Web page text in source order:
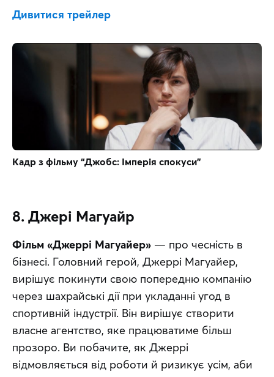
Дивитися трейлер
Кадр з фільму “Джобс: Імперія спокуси”
8. Джері Магуайр
Фільм «Джеррі Магуайер» — про чесність в
бізнесі. Головний герой, Джеррі Магуайер,
вирішує покинути свою попередню компанію
через шахрайські дії при укладанні угод в
спортивній індустрії. Він вирішує створити
власне агентство, яке працюватиме більш
прозоро. Ви побачите, як Джеррі
відмовляється від роботи й ризикує усім, аби